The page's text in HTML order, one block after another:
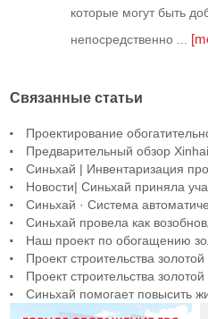
которые могут быть
непосредственно ...
Связанные статьи
Проектирование
Предварительный обзор
Синьхай | Инвентаризация
Новости| Синьхай приняла
Синьхай · Система
Синьхай провела как
Наш проект по обогащению
Проект строительства золотой
Проект строительства золотой
Синьхай помогает повысить